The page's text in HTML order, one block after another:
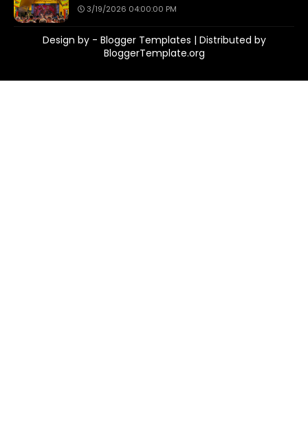
3/19/2026 04:00:00 PM
Design by - Blogger Templates | Distributed by
BloggerTemplate.org